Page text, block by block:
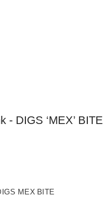
- DIGS ‘MEX’ BITE
MEX BITE